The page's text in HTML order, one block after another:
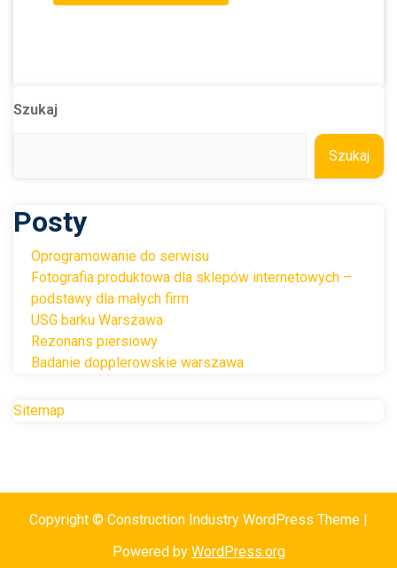
Szukaj
Szukaj
Posty
Oprogramowanie do serwisu
Fotografia produktowa dla sklepów internetowych –
podstawy dla małych firm
USG barku Warszawa
Rezonans piersiowy
Badanie dopplerowskie warszawa
Sitemap
Copyright © Construction Industry WordPress Theme |
Powered by WordPress.org